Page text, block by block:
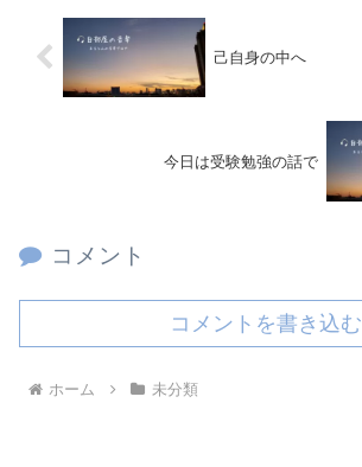
己自身の中へ
今日は受験勉強の話で
コメント
コメントを書き込む
ホーム 未分類